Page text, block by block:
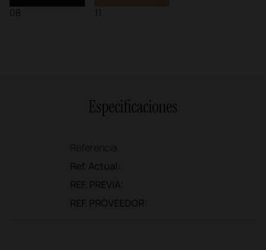
08 11
Especificaciones
Referencia
Ref. Actual:
REF. PREVIA:
REF. PROVEEDOR: